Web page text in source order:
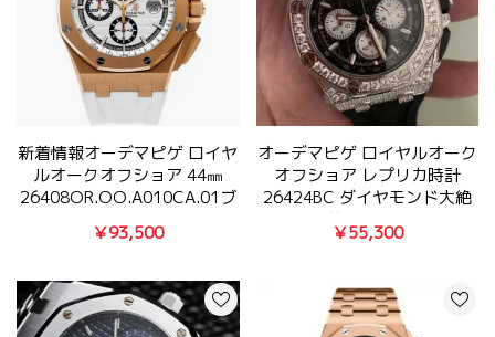
新着情報オーデマピゲ ロイヤ
ルオークオフショア 44㎜
26408OR.OO.A010CA.01ブ
ランドコピー時計
￥93,500
オーデマピゲ ロイヤルオーク
オフショア レプリカ時計
26424BC ダイヤモンド大絶
賛を受けた
￥55,300